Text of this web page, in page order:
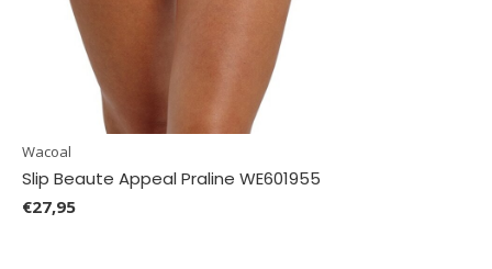
Wacoal
Slip Beaute Appeal Praline WE601955
€27,95